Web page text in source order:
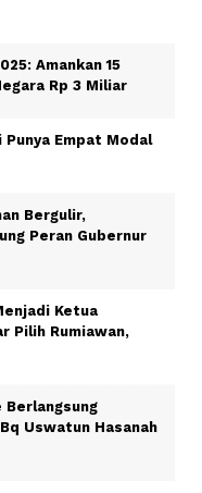
Amankan 15
Rp 3 Miliar
Empat Modal
Bergulir,
Peran Gubernur
Ketua
Pilih Rumiawan,
Berlangsung
Uswatun Hasanah